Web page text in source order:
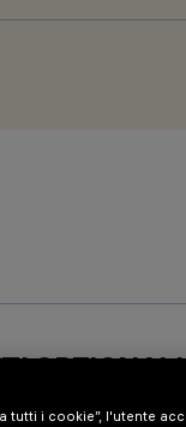
OPZIONALI
tutti i cookie”, l'utente